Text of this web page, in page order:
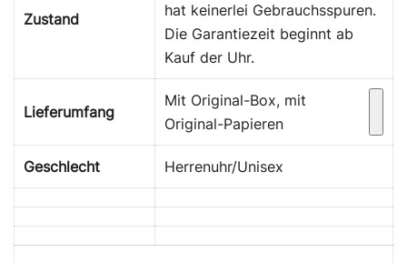
Zustand
hat keinerlei Gebrauchsspuren.
Die Garantiezeit beginnt ab
Kauf der Uhr.
Lieferumfang
Mit Original-Box, mit
Original-Papieren
Geschlecht Herrenuhr/Unisex